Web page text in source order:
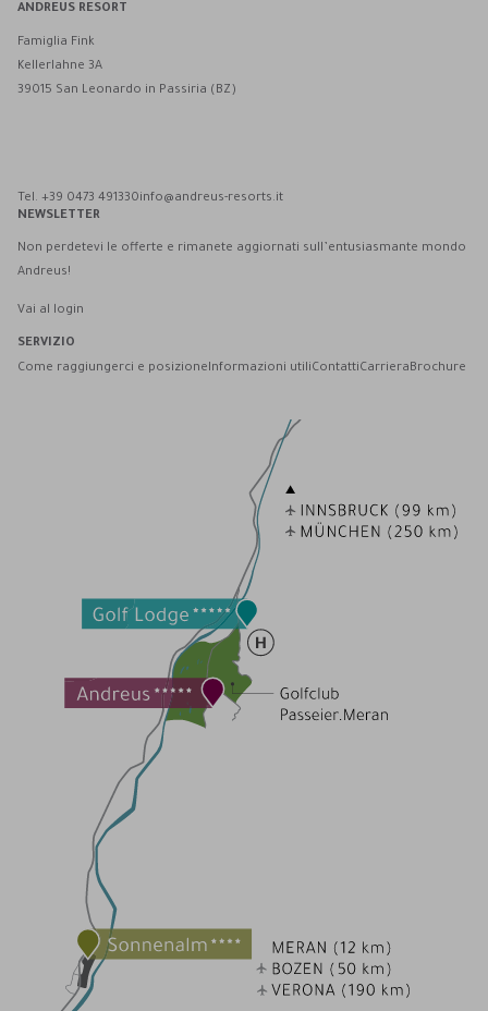
ANDREUS RESORT
Famiglia Fink
Kellerlahne 3A
39015 San Leonardo in Passiria (BZ)
Tel. +39 0473 491330info@andreus-resorts.it
NEWSLETTER
Non perdetevi le offerte e rimanete aggiornati sull’entusiasmante mondo
Andreus!
Vai al login
SERVIZIO
Come raggiungerci e posizioneInformazioni utiliContattiCarrieraBrochure